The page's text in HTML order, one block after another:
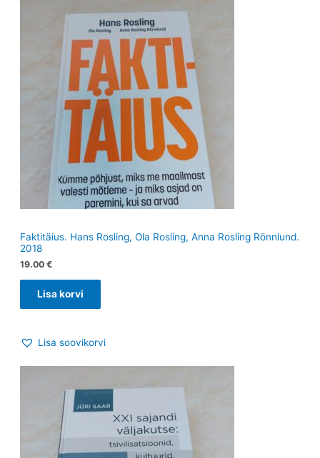
Faktitäius. Hans Rosling, Ola Rosling, Anna Rosling Rönnlund.
2018
19.00 €
Lisa korvi
Lisa soovikorvi